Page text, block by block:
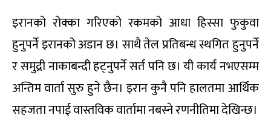
इरानको रोक्का गरिएको रकमको आधा हिस्सा फुकुवा
हुनुपर्ने इरानको अडान छ। साथै तेल प्रतिबन्ध स्थगित हुनुपर्ने
र समुद्री नाकाबन्दी हट्नुपर्ने सर्त पनि छ। यी कार्य नभएसम्म
अन्तिम वार्ता सुरु हुने छैन। इरान कुनै पनि हालतमा आर्थिक
सहजता नपाई वास्तविक वार्तामा नबस्ने रणनीतिमा देखिन्छ।